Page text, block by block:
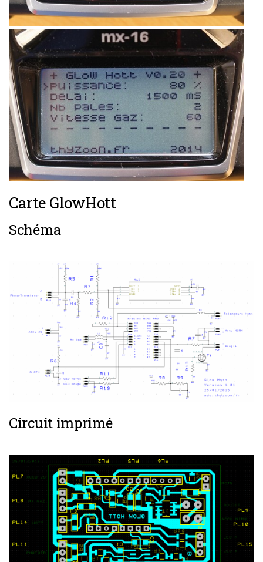
Carte GlowHott
Schéma
Circuit imprimé